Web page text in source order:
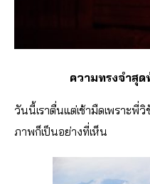
ความทรงจำสุด
วันนี้เราตื่นแต่เช้ามืดเพราะพี่
ภาพก็เป็นอย่างที่เห็น